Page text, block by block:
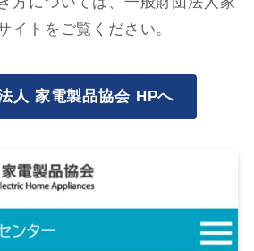
イトをご覧ください。
人 家電製品協会 HPへ